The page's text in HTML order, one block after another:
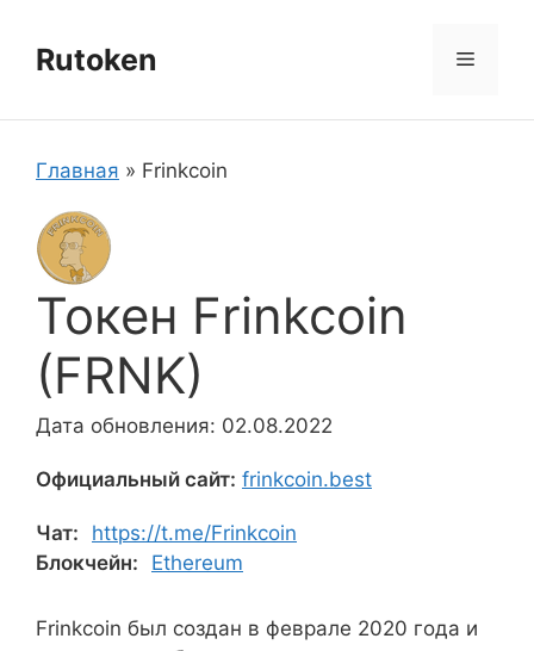
содержимому
Rutoken Меню
Главная » Frinkcoin
Токен Frinkcoin
(FRNK)
Дата обновления: 02.08.2022
Официальный сайт: frinkcoin.best
Чат:
https://t.me/Frinkcoin
Блокчейн:
Ethereum
Frinkcoin был создан в феврале 2020 года и